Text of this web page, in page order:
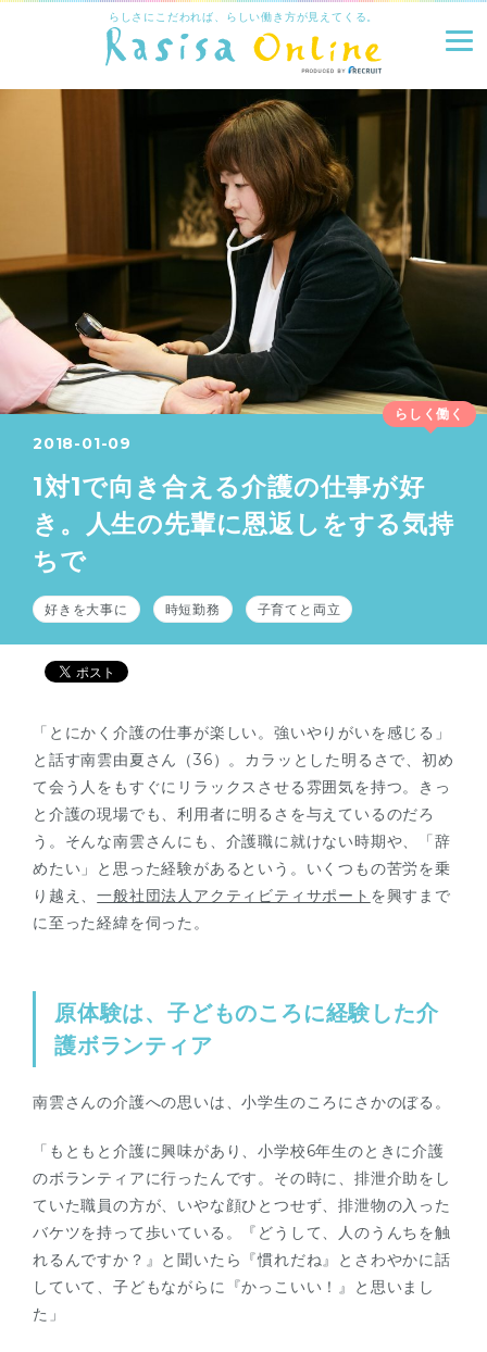
らしさにこだわれば、らしい働き方が見えてくる。
2018-01-09
1対1で向き合える介護の仕事が好
き。人生の先輩に恩返しをする気持
ちで
らしく働く
好きを大事に 時短勤務 子育てと両立
「とにかく介護の仕事が楽しい。強いやりがいを感じる」
と話す南雲由夏さん（36）。カラッとした明るさで、初め
て会う人をもすぐにリラックスさせる雰囲気を持つ。きっ
と介護の現場でも、利用者に明るさを与えているのだろ
う。そんな南雲さんにも、介護職に就けない時期や、「辞
めたい」と思った経験があるという。いくつもの苦労を乗
り越え、一般社団法人アクティビティサポート を興すまで
に至った経緯を伺った。
原体験は、子どものころに経験した介
護ボランティア
南雲さんの介護への思いは、小学生のころにさかのぼる。
「もともと介護に興味があり、小学校6年生のときに介護
のボランティアに行ったんです。その時に、排泄介助をし
ていた職員の方が、いやな顔ひとつせず、排泄物の入った
バケツを持って歩いている。『どうして、人のうんちを触
れるんですか？』と聞いたら『慣れだね』とさわやかに話
していて、子どもながらに『かっこいい！』と思いまし
た」